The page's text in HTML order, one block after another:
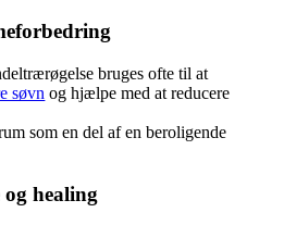
bruges ofte til at
søvn og hjælpe med at reducere
som en del af en beroligende
healing